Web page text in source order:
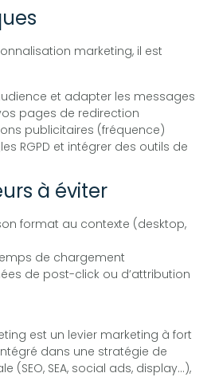
marketing, il est
et adapter les messages
pages de redirection
publicitaires (fréquence)
RGPD et intégrer des outils de
à éviter
format au contexte (desktop,
de chargement
de post-click ou d’attribution
est un levier marketing à fort
dans une stratégie de
(SEO, SEA, social ads, display…),